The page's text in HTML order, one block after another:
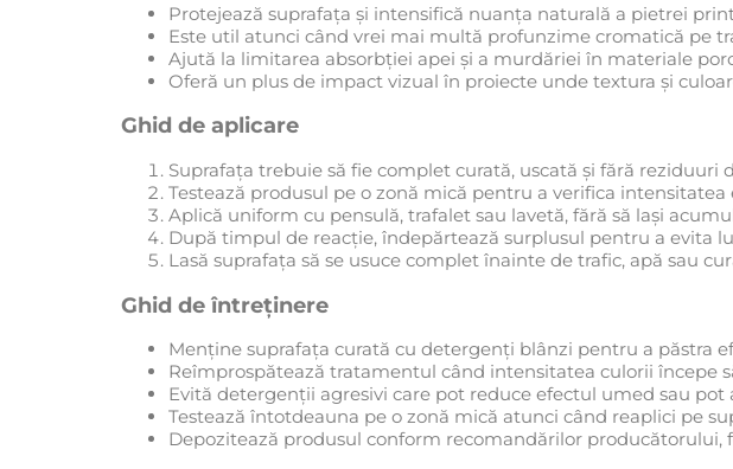
Protejează suprafața și intensifică nuanța naturală a pietrei
Este util atunci când vrei mai multă profunzime cromatică pe
Ajută la limitarea absorbției apei și a murdăriei în materiale
Oferă un plus de impact vizual în proiecte unde textura și
Ghid de aplicare
Suprafața trebuie să fie complet curată, uscată și fără reziduuri
Testează produsul pe o zonă mică pentru a verifica
Aplică uniform cu pensulă, trafalet sau lavetă, fără să lași
După timpul de reacție, îndepărtează surplusul pentru a evita
Lasă suprafața să se usuce complet înainte de trafic, apă sau
Ghid de întreținere
Menține suprafața curată cu detergenți blânzi pentru a păstra
Reîmprospătează tratamentul când intensitatea culorii începe
Evită detergenții agresivi care pot reduce efectul umed sau pot
Testează întotdeauna pe o zonă mică atunci când reaplici pe
Depozitează produsul conform recomandărilor producătorului,